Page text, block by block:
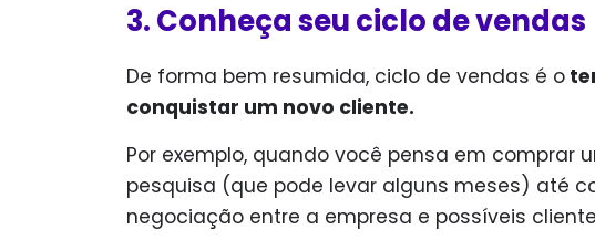
3. Conheça seu ciclo de vendas
De forma bem resumida, ciclo de vendas é o
conquistar um novo cliente.
Por exemplo, quando você pensa em comprar
pesquisa (que pode levar alguns meses) até
negociação entre a empresa e possíveis